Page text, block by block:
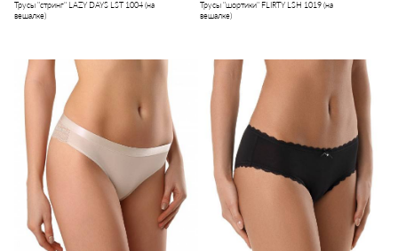
Трусы "стринг" LAZY DAYS LST 1004 (на
вешалке)
Трусы "шортики" FLIRTY LSH 1019 (на
вешалке)